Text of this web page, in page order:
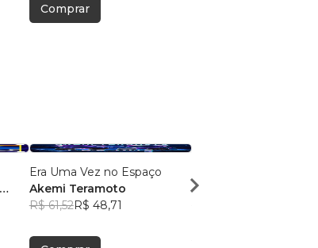
Comprar
Era Uma Vez no Espaço
Akemi Teramoto
R$ 61,52R$ 48,71
Giovanna P. Ribeiro